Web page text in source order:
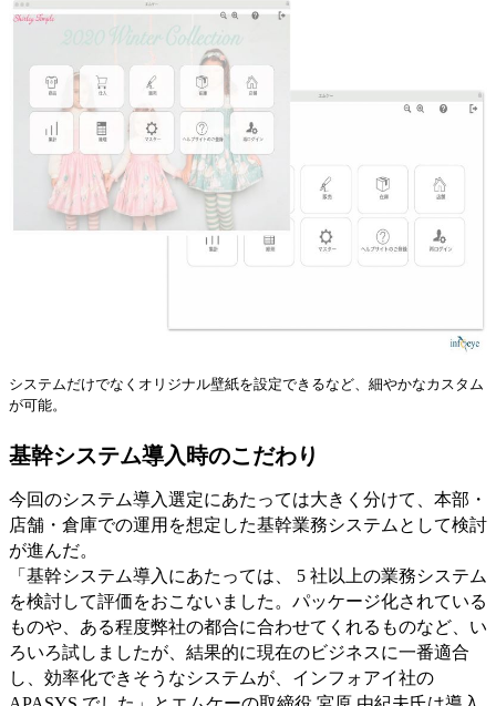
システムだけでなくオリジナル壁紙を設定できるなど、細やかなカスタム
が可能。
基幹システム導入時のこだわり
今回のシステム導入選定にあたっては大きく分けて、本部・
店舗・倉庫での運用を想定した基幹業務システムとして検討
が進んだ。
「基幹システム導入にあたっては、 5 社以上の業務システム
を検討して評価をおこないました。パッケージ化されている
ものや、ある程度弊社の都合に合わせてくれるものなど、い
ろいろ試しましたが、結果的に現在のビジネスに一番適合
し、効率化できそうなシステムが、インフォアイ社の